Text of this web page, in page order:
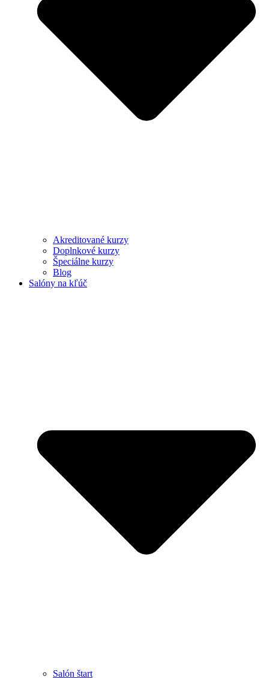
Akreditované kurzy
Doplnkové kurzy
Špeciálne kurzy
Blog
Salóny na kľúč
Salón štart